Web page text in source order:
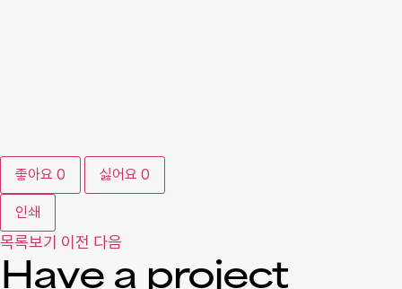
좋아요 0 싫어요 0
인쇄
목록보기 이전 다음
Have a project